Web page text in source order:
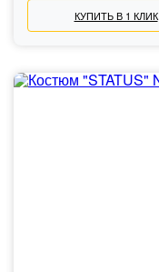
КУПИТЬ В 1 КЛИК